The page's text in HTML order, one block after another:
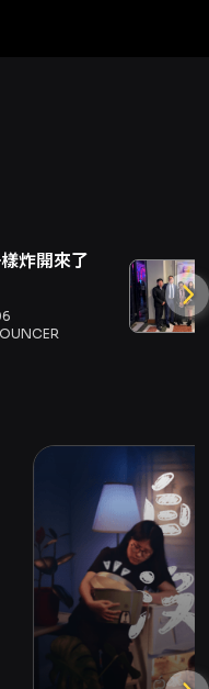
真正的犯人。節目
與溝通協作，同時
引導對光影與互動
內容說明中明確指
實際體驗約40分
從觀演價值面分
抽象的資訊處理、
適合親子共同參
語言表達。其次，
特效的堆疊，還被
家必須在虛擬展覽
才能掌握破案線
習慣有實際幫助。
光影藝術為主題，
培養對當代數位互
術層面上，主辦方
炸開來了